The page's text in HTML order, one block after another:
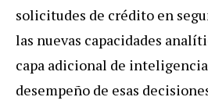
solicitudes de crédito en
las nuevas capacidades
capa adicional de
desempeño de esas